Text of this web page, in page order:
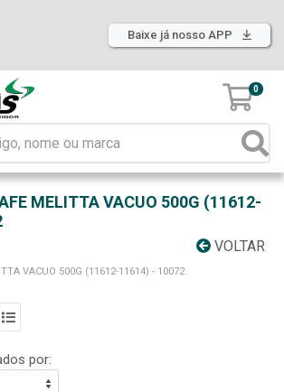
Baixe já nosso APP
0
MELITTA VACUO 500G (11612-
VOLTAR
VACUO 500G (11612-11614) - 10072
por: